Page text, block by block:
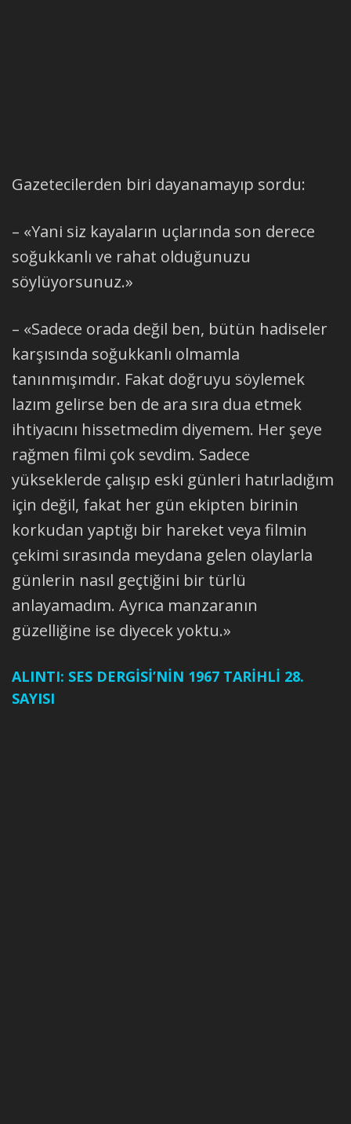
Gazetecilerden biri dayanamayıp sordu:
– «Yani siz kayaların uçlarında son derece
soğukkanlı ve rahat olduğunuzu
söylüyorsunuz.»
– «Sadece orada değil ben, bütün hadiseler
karşısında soğukkanlı olmamla
tanınmışımdır. Fakat doğruyu söylemek
lazım gelirse ben de ara sıra dua etmek
ihtiyacını hissetmedim diyemem. Her şeye
rağmen filmi çok sevdim. Sadece
yükseklerde çalışıp eski günleri hatırladığım
için değil, fakat her gün ekipten birinin
korkudan yaptığı bir hareket veya filmin
çekimi sırasında meydana gelen olaylarla
günlerin nasıl geçtiğini bir türlü
anlayamadım. Ayrıca manzaranın
güzelliğine ise diyecek yoktu.»
ALINTI: SES DERGİSİ’NİN 1967 TARİHLİ 28.
SAYISI